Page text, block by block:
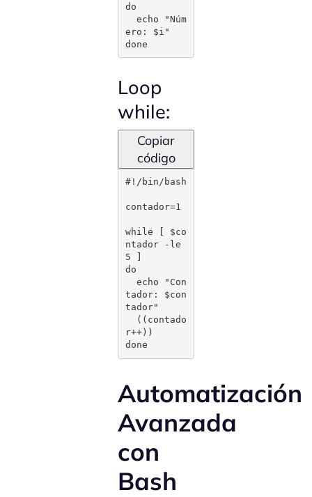
do
ero: $i"
done
Loop
while:
Copiar
código
#!/bin/bash
contador=1
while [ $co
ntador -le
5 ]
do
tador: $con
tador"
r++))
done
Automatización
Avanzada
con
Bash